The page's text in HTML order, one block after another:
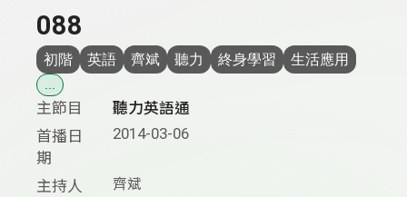
088
初階 英語 齊斌 聽力 終身學習 生活應用
...
主節目
聽力英語通
首播日
期
2014-03-06
主持人 齊斌